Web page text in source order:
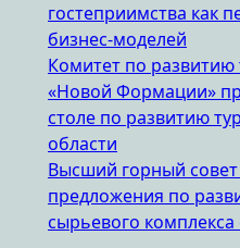
гостеприимства как
бизнес-моделей
Комитет по развитию
«Новой Формации»
столе по развитию
области
Высший горный
предложения по
сырьевого комплекса